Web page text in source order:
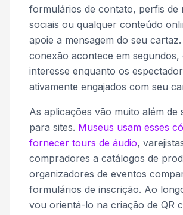
formulários de contato, perfis de
sociais ou qualquer conteúdo
apoie a mensagem do seu cartaz.
conexão acontece em
interesse enquanto os
ativamente engajados com seu
As aplicações vão muito além de
para sites. Museus usam esses
fornecer tours de áudio,
compradores a catálogos de
organizadores de eventos
formulários de inscrição. Ao
vou orientá-lo na criação de QR